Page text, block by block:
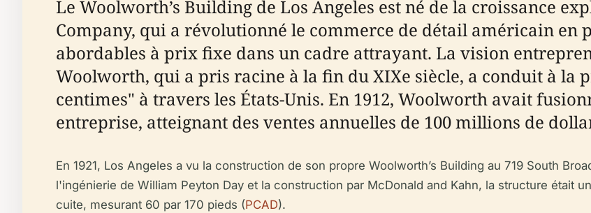
Le Woolworth’s Building de Los Angeles est né de la croissance
Company, qui a révolutionné le commerce de détail américain en
abordables à prix fixe dans un cadre attrayant. La vision
Woolworth, qui a pris racine à la fin du XIXe siècle, a conduit à la
centimes" à travers les États-Unis. En 1912, Woolworth avait
entreprise, atteignant des ventes annuelles de 100 millions de
En 1921, Los Angeles a vu la construction de son propre Woolworth’s Building au 719 South
l'ingénierie de William Peyton Day et la construction par McDonald and Kahn, la structure était
cuite, mesurant 60 par 170 pieds (PCAD).